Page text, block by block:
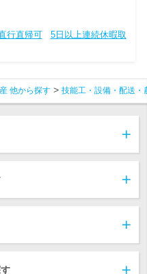
行直帰可
5日以上連続休暇取
他から探す 技能工・設備・配送・